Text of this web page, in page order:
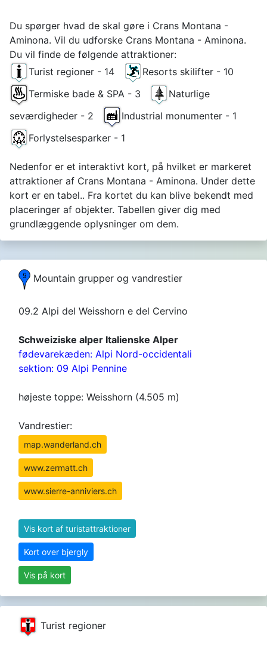
Du spørger hvad de skal gøre i Crans Montana -
Aminona. Vil du udforske Crans Montana - Aminona.
Du vil finde de følgende attraktioner:
Turist regioner - 14
Resorts skilifter - 10
Termiske bade & SPA - 3
Naturlige
seværdigheder - 2
Industrial monumenter - 1
Forlystelsesparker - 1
Nedenfor er et interaktivt kort, på hvilket er markeret
attraktioner af Crans Montana - Aminona. Under dette
kort er en tabel.. Fra kortet du kan blive bekendt med
placeringer af objekter. Tabellen giver dig med
grundlæggende oplysninger om dem.
Mountain grupper og vandrestier
09.2 Alpi del Weisshorn e del Cervino
Schweiziske alper Italienske Alper
fødevarekæden: Alpi Nord-occidentali
sektion: 09 Alpi Pennine
højeste toppe: Weisshorn (4.505 m)
Vandrestier:
map.wanderland.ch
www.zermatt.ch
www.sierre-anniviers.ch
Vis kort af turistattraktioner
Kort over bjergly
Vis på kort
Turist regioner